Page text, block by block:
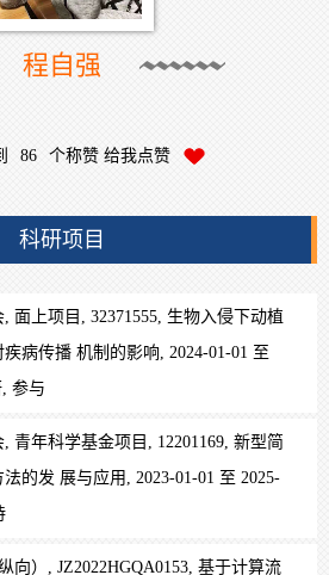
程自强
86 个称赞 给我点赞
科研项目
面上项目, 32371555, 生物入侵下动植
病传播 机制的影响, 2024-01-01 至
参与
青年科学基金项目, 12201169, 新型简
的发 展与应用, 2023-01-01 至 2025-
向）, JZ2022HGQA0153, 基于计算流